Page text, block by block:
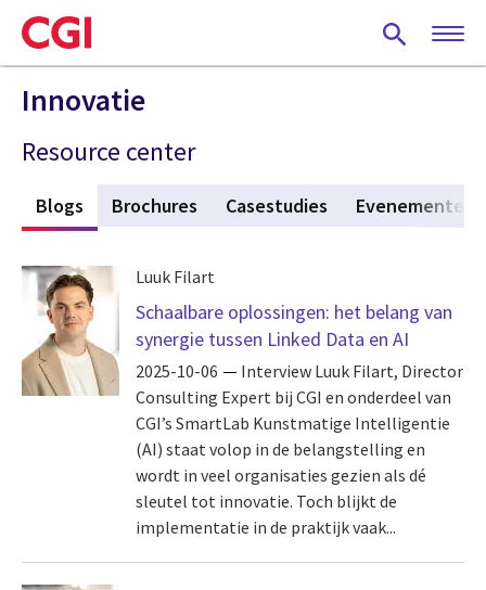
Skip
to
main
content
Innovatie
Resource center
Blogs (active tab)
Brochures Casestudies Evenementen
Luuk Filart
Schaalbare oplossingen: het belang van
synergie tussen Linked Data en AI
2025-10-06
Interview Luuk Filart, Director
Consulting Expert bij CGI en onderdeel van
CGI’s SmartLab Kunstmatige Intelligentie
(AI) staat volop in de belangstelling en
wordt in veel organisaties gezien als dé
sleutel tot innovatie. Toch blijkt de
implementatie in de praktijk vaak...